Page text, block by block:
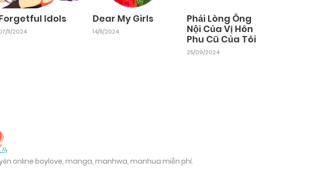
Idols
11/2024
Dear My Girls
14/11/2024
Phải Lòng Ông
Nội Của Vị Hôn
Phu Cũ Của Tôi
25/09/2024
online boylove, manga, manhwa, manhua miễn phí.